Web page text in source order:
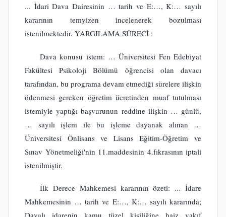
... İdari Dava Dairesinin … tarih ve E:…, K:… sayılı
kararının temyizen incelenerek bozulması
istenilmektedir. YARGILAMA SÜRECİ :
Dava konusu istem: … Üniversitesi Fen Edebiyat
Fakültesi Psikoloji Bölümü öğrencisi olan davacı
tarafından, bu programa devam etmediği sürelere ilişkin
ödenmesi gereken öğretim ücretinden muaf tutulması
istemiyle yaptığı başvurunun reddine ilişkin … günlü,
… sayılı işlem ile bu işleme dayanak alınan …
Üniversitesi Önlisans ve Lisans Eğitim-Öğretim ve
Sınav Yönetmeliği'nin 11.maddesinin 4.fıkrasının iptali
istenilmiştir.
İlk Derece Mahkemesi kararının özeti: ... İdare
Mahkemesinin … tarih ve E:…, K:… sayılı kararında;